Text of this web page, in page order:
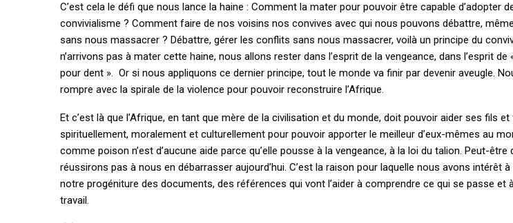
C’est cela le défi que nous lance la haine : Comment la mater pour pouvoir être capable d’adopter
convivialisme ? Comment faire de nos voisins nos convives avec qui nous pouvons débattre,
sans nous massacrer ? Débattre, gérer les conflits sans nous massacrer, voilà un principe du
n’arrivons pas à mater cette haine, nous allons rester dans l’esprit de la vengeance, dans l’esprit
pour dent ». Or si nous appliquons ce dernier principe, tout le monde va finir par devenir aveugle.
rompre avec la spirale de la violence pour pouvoir reconstruire l’Afrique.
Et c’est là que l’Afrique, en tant que mère de la civilisation et du monde, doit pouvoir aider ses fils
spirituellement, moralement et culturellement pour pouvoir apporter le meilleur d’eux-mêmes au
comme poison n’est d’aucune aide parce qu’elle pousse à la vengeance, à la loi du talion. Peut-être
réussirons pas à nous en débarrasser aujourd’hui. C’est la raison pour laquelle nous avons intérêt
notre progéniture des documents, des références qui vont l’aider à comprendre ce qui se passe et
travail.